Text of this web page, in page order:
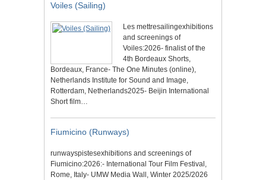
Voiles (Sailing)
Les mettresailingexhibitions
and screenings of
Voiles:2026- finalist of the
4th Bordeaux Shorts,
Bordeaux, France- The One Minutes (online),
Netherlands Institute for Sound and Image,
Rotterdam, Netherlands2025- Beijin International
Short film…
Fiumicino (Runways)
runwayspistesexhibitions and screenings of
Fiumicino:2026:- International Tour Film Festival,
Rome, Italy- UMW Media Wall, Winter 2025/2026